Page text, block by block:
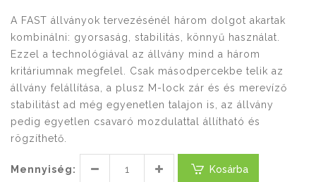
A FAST állványok tervezésénél három dolgot akartak
kombinálni: gyorsaság, stabilitás, könnyű használat.
Ezzel a technológiával az állvány mind a három
kritáriumnak megfelel. Csak másodpercekbe telik az
állvány felállítása, a plusz M-lock zár és és merevíző
stabilitást ad még egyenetlen talajon is, az állvány
pedig egyetlen csavaró mozdulattal állítható és
rögzíthető.
Mennyiség: Kosárba